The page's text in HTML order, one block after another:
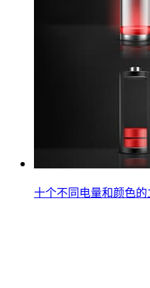
十个不同电量和颜色